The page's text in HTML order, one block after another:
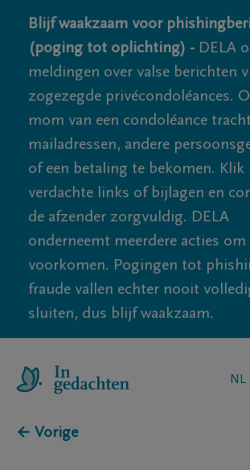
Blijf waakzaam voor
(poging tot oplichting) - DELA
meldingen over valse berichten
zogezegde privécondoléances.
mom van een condoléance
mailadressen, andere
of een betaling te bekomen. Klik
verdachte links of bijlagen en
de afzender zorgvuldig. DELA
onderneemt meerdere acties
voorkomen. Pogingen tot
fraude vallen echter nooit
sluiten, dus blijf waakzaam.
NL
← Vorige